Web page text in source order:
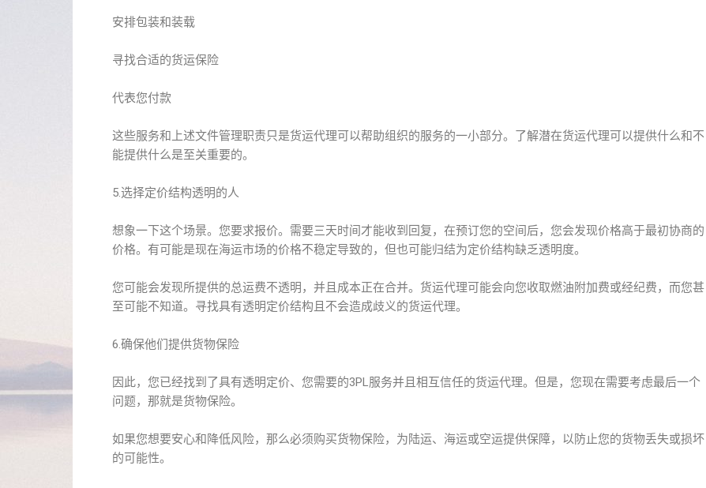
安排包装和装载
寻找合适的货运保险
代表您付款
这些服务和上述文件管理职责只是货运代理可以帮助组织的服务的一小部分。了解潜在货运代理可以提供什么和不
能提供什么是至关重要的。
5.选择定价结构透明的人
想象一下这个场景。您要求报价。需要三天时间才能收到回复，在预订您的空间后，您会发现价格高于最初协商的
价格。有可能是现在海运市场的价格不稳定导致的，但也可能归结为定价结构缺乏透明度。
您可能会发现所提供的总运费不透明，并且成本正在合并。货运代理可能会向您收取燃油附加费或经纪费，而您甚
至可能不知道。寻找具有透明定价结构且不会造成歧义的货运代理。
6.确保他们提供货物保险
因此，您已经找到了具有透明定价、您需要的3PL服务并且相互信任的货运代理。但是，您现在需要考虑最后一个
问题，那就是货物保险。
如果您想要安心和降低风险，那么必须购买货物保险，为陆运、海运或空运提供保障，以防止您的货物丢失或损坏
的可能性。